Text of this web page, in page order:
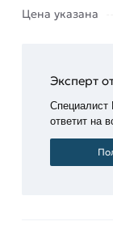
46.00 ⌀ 3,0 мм:
очистки
ржавчины
Цена указана
Эксперт
ответит на